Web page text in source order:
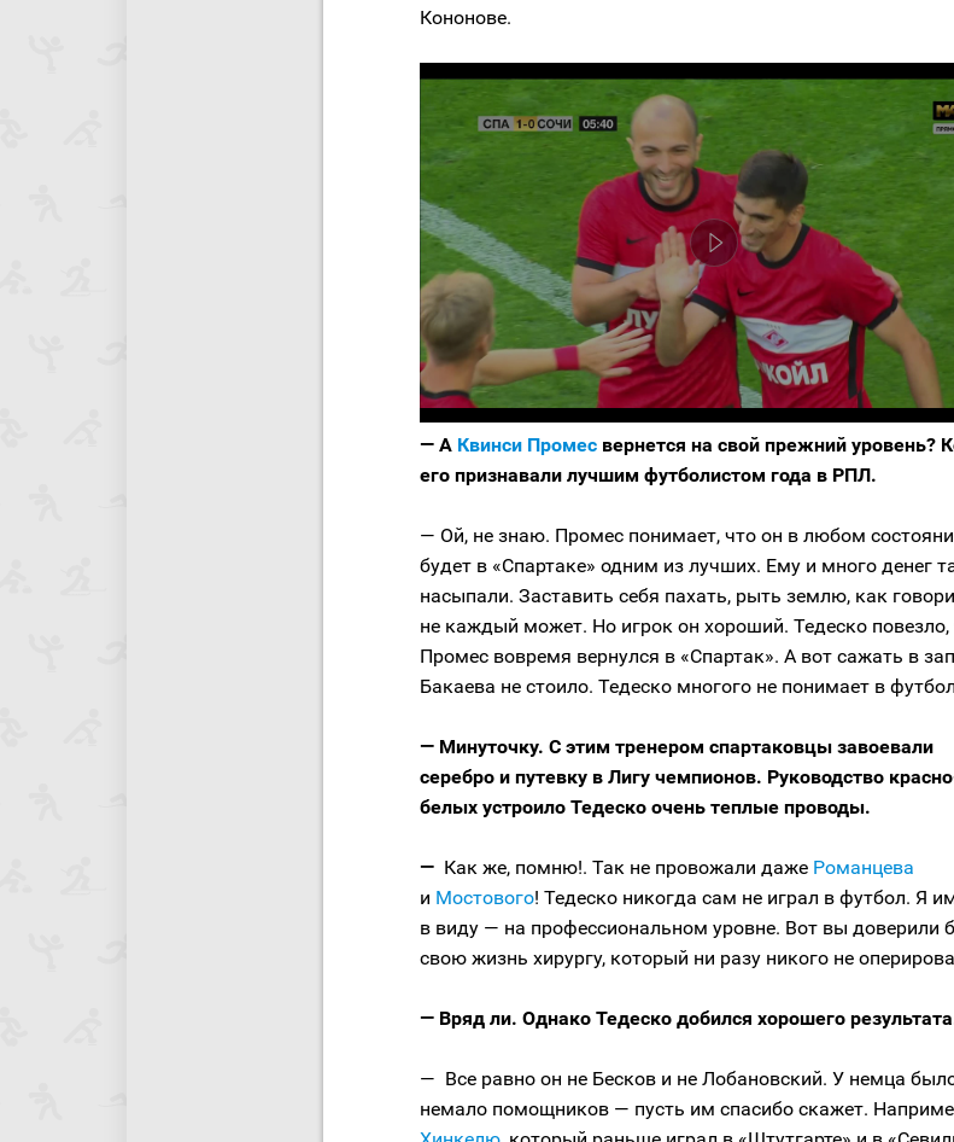
Кононове.
— А Квинси Промес вернется на свой прежний уровень?
его признавали лучшим футболистом года в РПЛ.
— Ой, не знаю. Промес понимает, что он в любом
будет в «Спартаке» одним из лучших. Ему и много денег
насыпали. Заставить себя пахать, рыть землю, как
не каждый может. Но игрок он хороший. Тедеско повезло,
Промес вовремя вернулся в «Спартак». А вот сажать в
Бакаева не стоило. Тедеско многого не понимает в
— Минуточку. С этим тренером спартаковцы завоевали
серебро и путевку в Лигу чемпионов. Руководство
белых устроило Тедеско очень теплые проводы.
— Как же, помню!. Так не провожали даже Романцева
и Мостового! Тедеско никогда сам не играл в футбол. Я
в виду — на профессиональном уровне. Вот вы доверили
свою жизнь хирургу, который ни разу никого не
— Вряд ли. Однако Тедеско добился хорошего
— Все равно он не Бесков и не Лобановский. У немца
немало помощников — пусть им спасибо скажет.